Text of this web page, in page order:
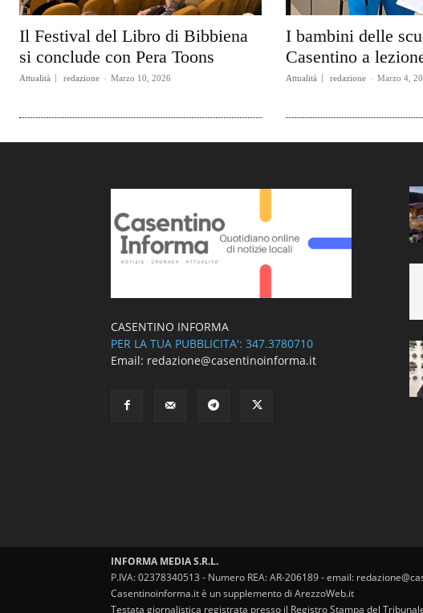
Il Festival del Libro di Bibbiena
si conclude con Pera Toons
Attualità redazione - Marzo 10, 2026
I bambini delle
Casentino a
Attualità redazione - Marzo 4,
CASENTINO INFORMA
PER LA TUA PUBBLICITA': 347.3780710
Email: redazione@casentinoinforma.it
INFORMA MEDIA S.R.L.
P.IVA: 02378340513 - Numero REA: AR-206189 - email:
Casentinoinforma.it è un supplemento di ArezzoWeb.it
Testata giornalistica registrata presso il Registro Stampa del